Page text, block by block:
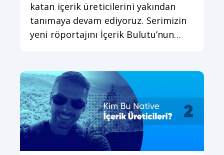
katan içerik üreticilerini yakından
tanımaya devam ediyoruz. Serimizin
yeni röportajını İçerik Bulutu’nun…